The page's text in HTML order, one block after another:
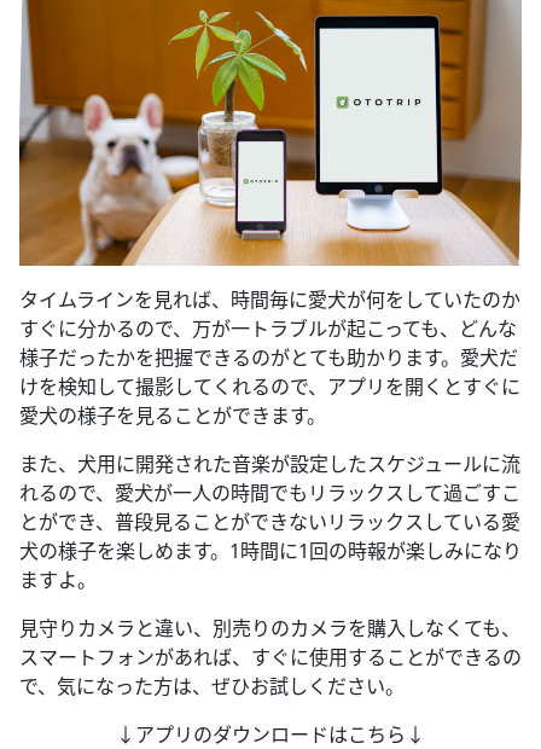
タイムラインを見れば、時間毎に愛犬が何をしていたのか
すぐに分かるので、万が一トラブルが起こっても、どんな
様子だったかを把握できるのがとても助かります。愛犬だ
けを検知して撮影してくれるので、アプリを開くとすぐに
愛犬の様子を見ることができます。
また、犬用に開発された音楽が設定したスケジュールに流
れるので、愛犬が一人の時間でもリラックスして過ごすこ
とができ、普段見ることができないリラックスしている愛
犬の様子を楽しめます。1時間に1回の時報が楽しみになり
ますよ。
見守りカメラと違い、別売りのカメラを購入しなくても、
スマートフォンがあれば、すぐに使用することができるの
で、気になった方は、ぜひお試しください。
↓アプリのダウンロードはこちら↓